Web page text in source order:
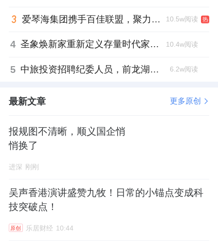
爱琴海集团携手百佳联盟，聚力共拓存量商业新赛道 10.5w阅读 热
4 圣象焕新家重新定义存量时代家居升级逻辑，筑牢说换就换的底气！ 10.4w阅读
5 中旅投资招聘纪委人员，前龙湖副总裁胡若翔掌舵 6.2w阅读
最新文章 更多原创
报规图不清晰，顺义国企悄
悄换了
进深 刚刚
吴声香港演讲盛赞九牧！日常的小锚点变成科
技突破点！
原创 乐居财经 10:44